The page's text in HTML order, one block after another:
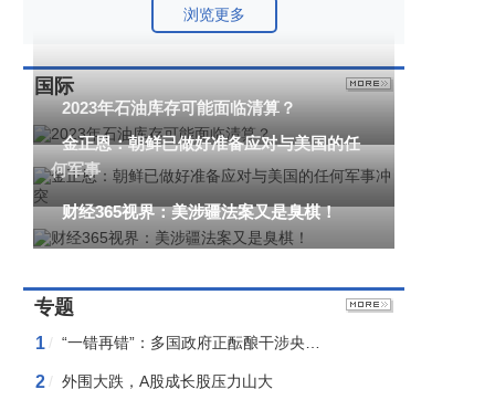
浏览更多
国际
2023年石油库存可能面临清算？
金正恩：朝鲜已做好准备应对与美国的任
何军事
财经365视界：美涉疆法案又是臭棋！
专题
1 /
2 / 外围大跌，A股成长股压力山大